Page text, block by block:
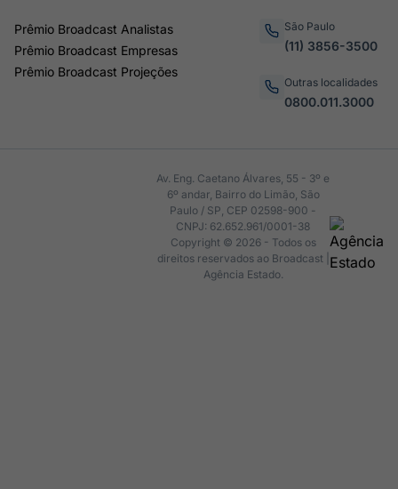
Prêmio Broadcast Analistas
Prêmio Broadcast Empresas
Prêmio Broadcast Projeções
São Paulo
(11) 3856-3500
Outras localidades
0800.011.3000
Av. Eng. Caetano Álvares, 55 - 3º e
6º andar, Bairro do Limão, São
Paulo / SP, CEP 02598-900 -
CNPJ: 62.652.961/0001-38
Copyright © 2026 - Todos os
direitos reservados ao Broadcast |
Agência Estado.